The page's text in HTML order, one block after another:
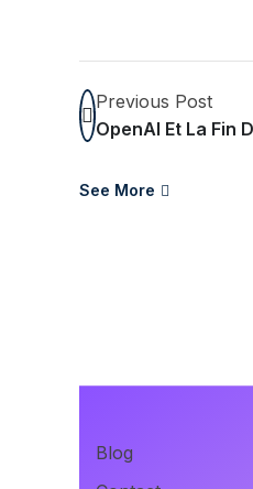
Previous Post
OpenAI Et La Fin
See More
Blog